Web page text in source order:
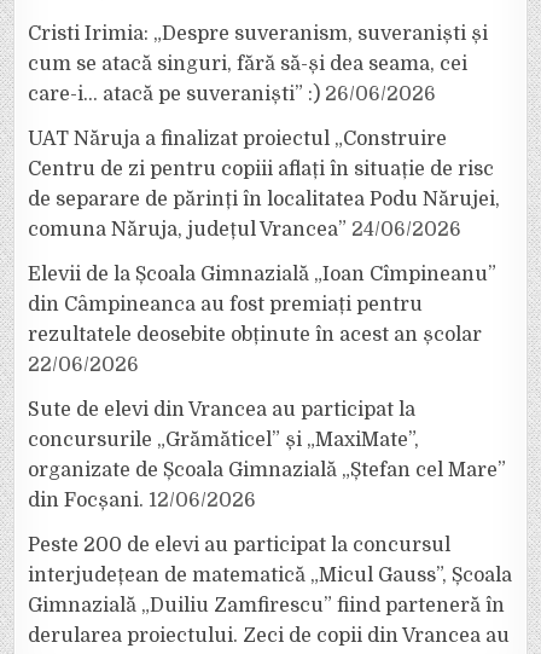
Cristi Irimia: „Despre suveranism, suveraniști și
cum se atacă singuri, fără să-și dea seama, cei
care-i… atacă pe suveraniști” :) 26/06/2026
UAT Năruja a finalizat proiectul „Construire
Centru de zi pentru copiii aflați în situație de risc
de separare de părinți în localitatea Podu Nărujei,
comuna Năruja, județul Vrancea” 24/06/2026
Elevii de la Școala Gimnazială „Ioan Cîmpineanu”
din Câmpineanca au fost premiați pentru
rezultatele deosebite obținute în acest an școlar
22/06/2026
Sute de elevi din Vrancea au participat la
concursurile „Grămăticel” și „MaxiMate”,
organizate de Școala Gimnazială „Ștefan cel Mare”
din Focșani. 12/06/2026
Peste 200 de elevi au participat la concursul
interjudețean de matematică „Micul Gauss”, Școala
Gimnazială „Duiliu Zamfirescu” fiind parteneră în
derularea proiectului. Zeci de copii din Vrancea au